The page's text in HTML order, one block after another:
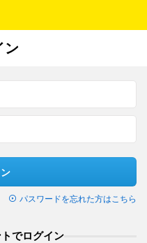
ン
パスワードを忘れた方はこちら
でログイン